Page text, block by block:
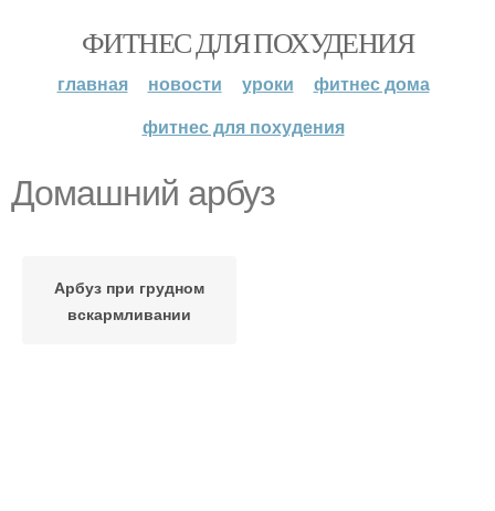
ФИТНЕС ДЛЯ ПОХУДЕНИЯ
главная новости уроки
фитнес дома
фитнес для похудения
Домашний арбуз
Арбуз при грудном
вскармливании